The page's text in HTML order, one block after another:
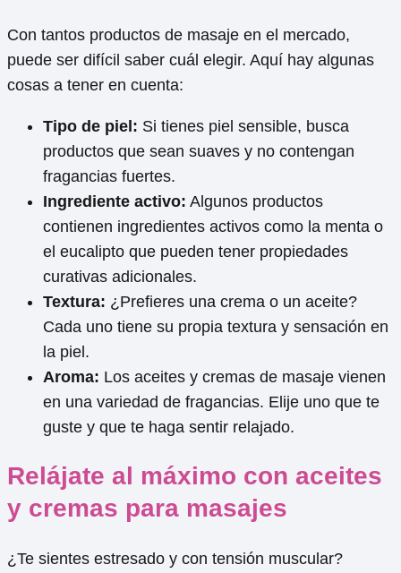
Con tantos productos de masaje en el mercado,
puede ser difícil saber cuál elegir. Aquí hay algunas
cosas a tener en cuenta:
Tipo de piel: Si tienes piel sensible, busca
productos que sean suaves y no contengan
fragancias fuertes.
Ingrediente activo: Algunos productos
contienen ingredientes activos como la menta o
el eucalipto que pueden tener propiedades
curativas adicionales.
Textura: ¿Prefieres una crema o un aceite?
Cada uno tiene su propia textura y sensación en
la piel.
Aroma: Los aceites y cremas de masaje vienen
en una variedad de fragancias. Elije uno que te
guste y que te haga sentir relajado.
Relájate al máximo con aceites
y cremas para masajes
¿Te sientes estresado y con tensión muscular?